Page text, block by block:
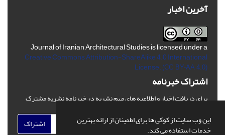
این وب سایت از کوکی ها برای اطمینان از ارائه بهترین
خدمات استفاده می کند.
آخرین اخبار
Journal of Iranian Architectural Studies is licensed under a
Creative Commons Attribution-ShareAlike 4.0 International
License. (CC BY-AA 4.0)
اشتراک خبرنامه
برای دریافت اخبار و اطلاعیه های مهم نشریه در خبرنامه نشریه مشترک
اشتراک